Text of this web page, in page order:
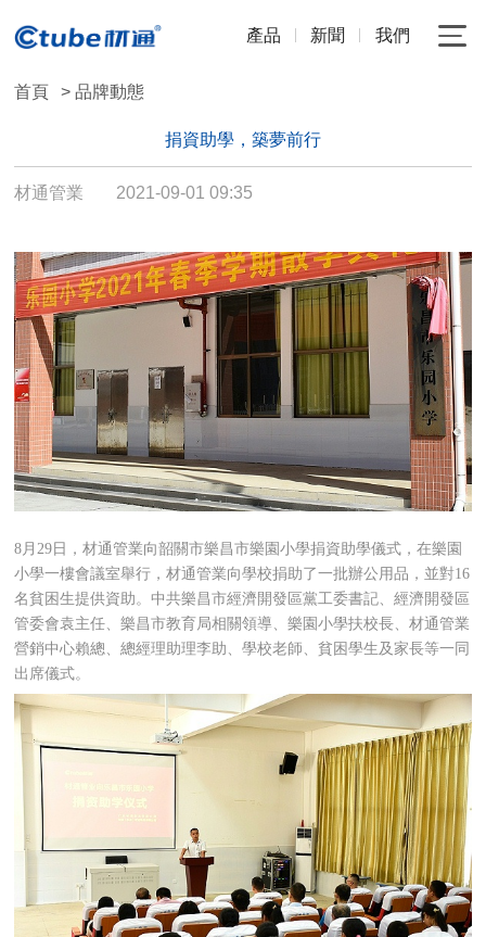
產品 新聞 我們
首頁 > 品牌動態
捐資助學，築夢前行
材通管業 2021-09-01 09:35
8月29日，材通管業向韶關市樂昌市樂園小學捐資助學儀式，在樂園
小學一樓會議室舉行，材通管業向學校捐助了一批辦公用品，並對16
名貧困生提供資助。中共樂昌市經濟開發區黨工委書記、經濟開發區
管委會袁主任、樂昌市教育局相關領導、樂園小學扶校長、材通管業
營銷中心賴總、總經理助理李助、學校老師、貧困學生及家長等一同
出席儀式。